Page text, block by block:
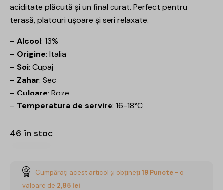
aciditate plăcută și un final curat. Perfect pentru
terasă, platouri ușoare și seri relaxate.
– Alcool: 13%
– Origine: Italia
– Soi: Cupaj
– Zahar: Sec
– Culoare: Roze
– Temperatura de servire: 16-18°C
46 în stoc
Cumpărați acest articol și obțineți 19 Puncte - o
valoare de 2,85 lei